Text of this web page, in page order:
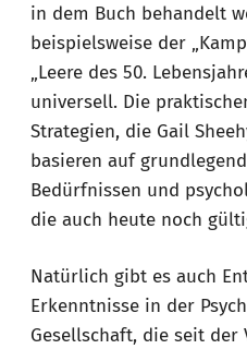
in dem Buch behandelt
beispielsweise der
„Leere des 50.
universell. Die
Strategien, die Gail
basieren auf
Bedürfnissen und
die auch heute noch
Natürlich gibt es auch
Erkenntnisse in der
Gesellschaft, die seit